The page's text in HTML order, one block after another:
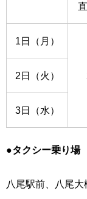
1日（月）
2日（火）
3日（水）
●タクシー乗り場
八尾駅前、八尾